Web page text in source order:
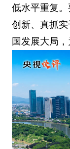
低水平重复
创新、真抓
国发展大局